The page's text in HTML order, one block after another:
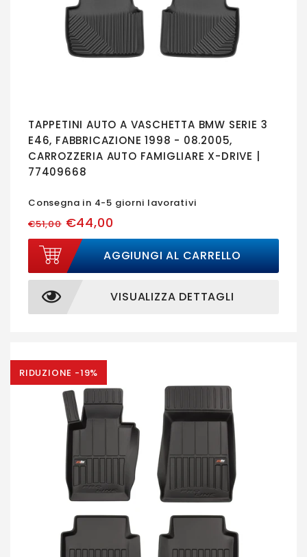
TAPPETINI AUTO A VASCHETTA BMW SERIE 3
E46, FABBRICAZIONE 1998 - 08.2005,
CARROZZERIA AUTO FAMIGLIARE X-DRIVE |
77409668
Consegna in 4-5 giorni lavorativi
€51,00€44,00
AGGIUNGI AL CARRELLO
VISUALIZZA DETTAGLI
RIDUZIONE -19%